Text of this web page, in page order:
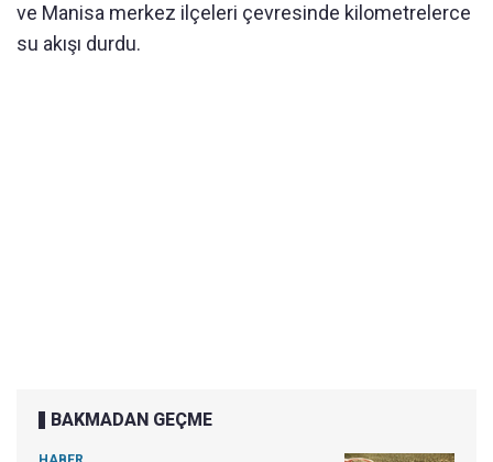
ve Manisa merkez ilçeleri çevresinde kilometrelerce
su akışı durdu.
BAKMADAN GEÇME